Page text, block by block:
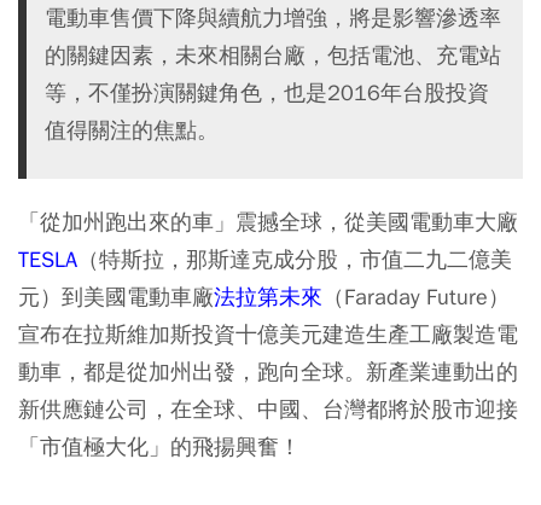
電動車售價下降與續航力增強，將是影響滲透率
的關鍵因素，未來相關台廠，包括電池、充電站
等，不僅扮演關鍵角色，也是2016年台股投資
值得關注的焦點。
「從加州跑出來的車」震撼全球，從美國電動車大廠
TESLA （特斯拉，那斯達克成分股，市值二九二億美
元）到美國電動車廠法拉第未來 （Faraday Future）
宣布在拉斯維加斯投資十億美元建造生產工廠製造電
動車，都是從加州出發，跑向全球。新產業連動出的
新供應鏈公司，在全球、中國、台灣都將於股市迎接
「市值極大化」的飛揚興奮！